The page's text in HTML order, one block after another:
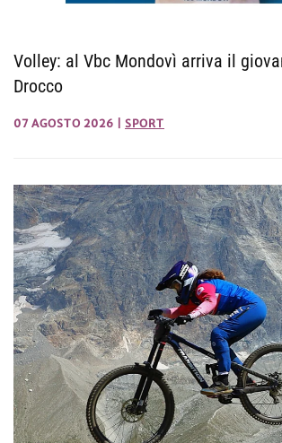
Volley: al Vbc Mondovì arriva il
Drocco
07 AGOSTO 2026 SPORT